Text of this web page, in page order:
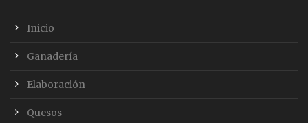
Inicio
Ganadería
Elaboración
Quesos